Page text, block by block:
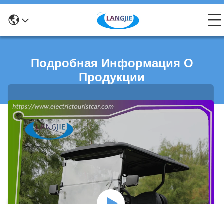
Подробная Информация О
Продукции